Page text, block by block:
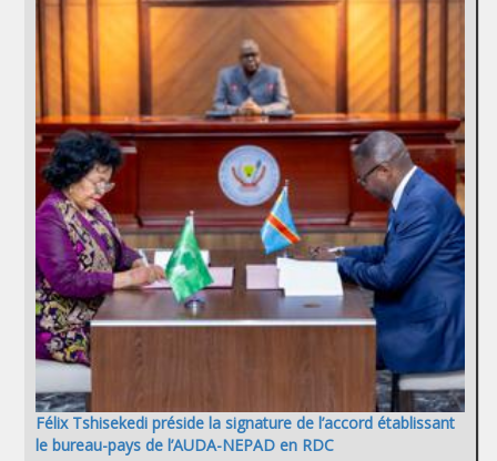
Félix Tshisekedi préside la signature de l’accord établissant
le bureau-pays de l’AUDA-NEPAD en RDC